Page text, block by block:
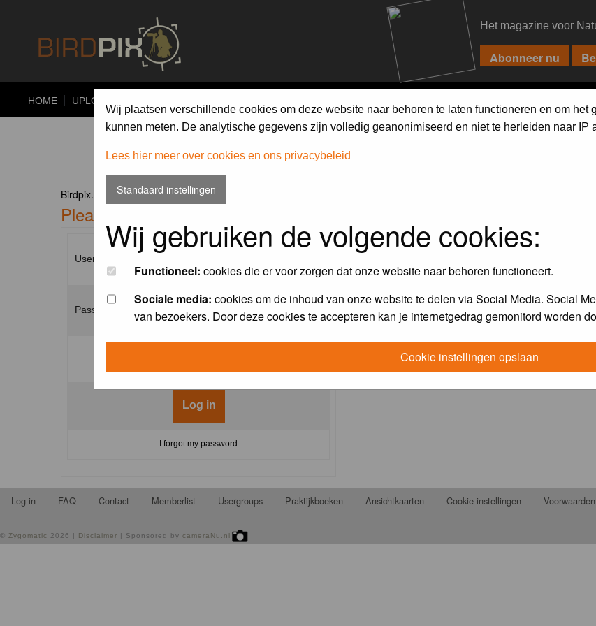
Het magazine voor
HOME UPLOAD
Wij plaatsen verschillende cookies om deze website naar behoren te laten functioneren en om het
kunnen meten. De analytische gegevens zijn volledig geanonimiseerd en niet te herleiden naar IP
Lees hier meer over cookies en ons privacybeleid
Standaard instellingen
Wij gebruiken de volgende cookies:
Functioneel: cookies die er voor zorgen dat onze website naar behoren functioneert.
Sociale media: cookies om de inhoud van onze website te delen via Social Media. Social
van bezoekers. Door deze cookies te accepteren kan je internetgedrag gemonitord worden
Cookie instellingen opslaan
Birdpix.nl Forum Index
Please enter your username and password to log in.
Username:
Password:
I forgot my password
Log in FAQ Contact Memberlist Usergroups Praktijkboeken Ansichtkaarten Cookie instellingen Voorwaarden
© Zygomatic 2026 | Disclaimer | Sponsored by cameraNu.nl